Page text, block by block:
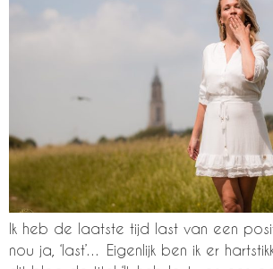
Ik heb de laatste tijd last van een
nou ja, ‘last’… Eigenlijk ben ik er